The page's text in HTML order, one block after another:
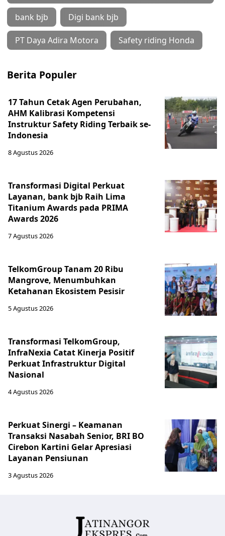
bank bjb Digi bank bjb
PT Daya Adira Motora Safety riding Honda
Berita Populer
17 Tahun Cetak Agen Perubahan,
AHM Kalibrasi Kompetensi
Instruktur Safety Riding Terbaik se-
Indonesia
8 Agustus 2026
Transformasi Digital Perkuat
Layanan, bank bjb Raih Lima
Titanium Awards pada PRIMA
Awards 2026
7 Agustus 2026
TelkomGroup Tanam 20 Ribu
Mangrove, Menumbuhkan
Ketahanan Ekosistem Pesisir
5 Agustus 2026
Transformasi TelkomGroup,
InfraNexia Catat Kinerja Positif
Perkuat Infrastruktur Digital
Nasional
4 Agustus 2026
Perkuat Sinergi – Keamanan
Transaksi Nasabah Senior, BRI BO
Cirebon Kartini Gelar Apresiasi
Layanan Pensiunan
3 Agustus 2026